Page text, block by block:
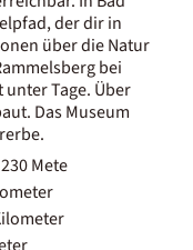
der dir in
über die Natur
bei
Tage. Über
Das Museum
Mete